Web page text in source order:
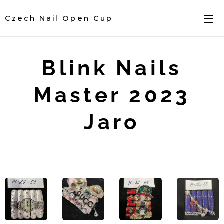
Czech Nail Open Cup
Blink Nails
Master 2023
Jaro